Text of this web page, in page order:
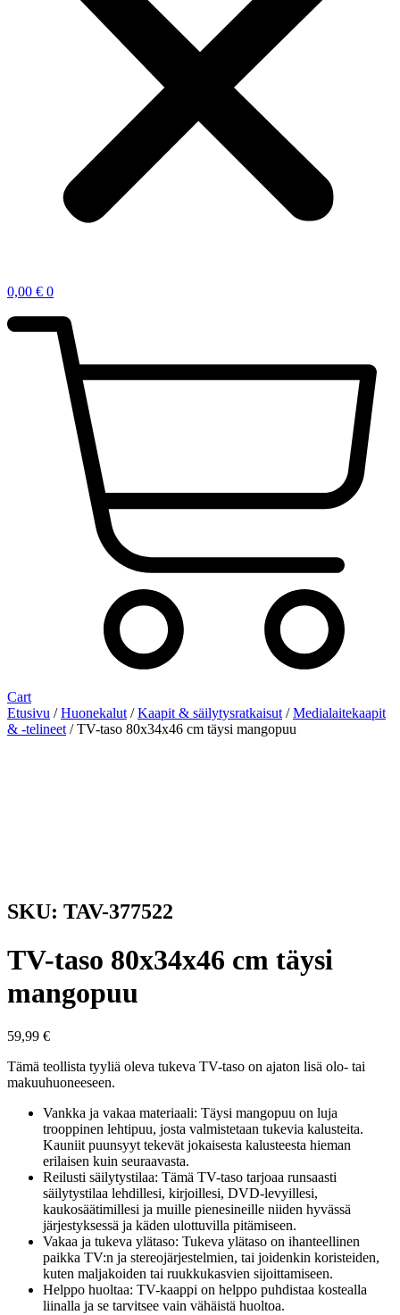
0,00 € 0
Cart
Etusivu /Huonekalut /Kaapit & säilytysratkaisut /Medialaitekaapit
& -telineet / TV-taso 80x34x46 cm täysi mangopuu
SKU: TAV-377522
TV-taso 80x34x46 cm täysi
mangopuu
59,99 €
Tämä teollista tyyliä oleva tukeva TV-taso on ajaton lisä olo- tai
makuuhuoneeseen.
Vankka ja vakaa materiaali: Täysi mangopuu on luja
trooppinen lehtipuu, josta valmistetaan tukevia kalusteita.
Kauniit puunsyyt tekevät jokaisesta kalusteesta hieman
erilaisen kuin seuraavasta.
Reilusti säilytystilaa: Tämä TV-taso tarjoaa runsaasti
säilytystilaa lehdillesi, kirjoillesi, DVD-levyillesi,
kaukosäätimillesi ja muille pienesineille niiden hyvässä
järjestyksessä ja käden ulottuvilla pitämiseen.
Vakaa ja tukeva ylätaso: Tukeva ylätaso on ihanteellinen
paikka TV:n ja stereojärjestelmien, tai joidenkin koristeiden,
kuten maljakoiden tai ruukkukasvien sijoittamiseen.
Helppo huoltaa: TV-kaappi on helppo puhdistaa kostealla
liinalla ja se tarvitsee vain vähäistä huoltoa.